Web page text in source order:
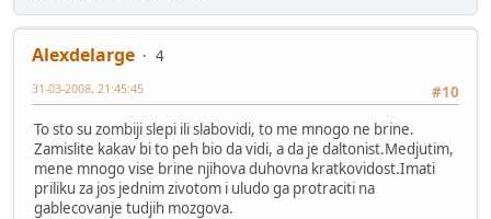
Alexdelarge
4
#10
31-03-2008, 21:45:45
To sto su zombiji slepi ili slabovidi, to me mnogo ne brine.
Zamislite kakav bi to peh bio da vidi, a da je daltonist.Medjutim,
mene mnogo vise brine njihova duhovna kratkovidost.Imati
priliku za jos jednim zivotom i uludo ga protraciti na
gablecovanje tudjih mozgova.